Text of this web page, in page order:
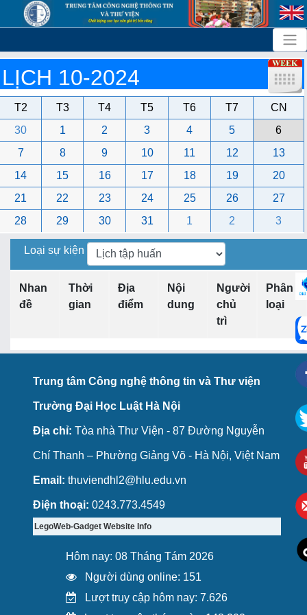
LỊCH 10-2024
T2 T3 T4 T5 T6 T7
CN
30
1 2 3 4 5
6
7
8 9 10 11 12
13
14
15 16 17 18 19
20
21
22 23 24 25 26
27
28
29 30 31 1 2 3
Loại sự kiện
Nhan
đề
Thời
gian
Địa
điểm
Nội
dung
Người
chủ
trì
Phân
loại
Trung tâm Công nghệ thông tin và Thư viện
Trường Đại Học Luật Hà Nội
Địa chỉ: Tòa nhà Thư Viện - 87 Đường Nguyễn
Chí Thanh – Phường Giảng Võ - Hà Nội, Việt Nam
Email: thuviendhl2@hlu.edu.vn
Điện thoại: 0243.773.4549
LegoWeb-Gadget Website Info
Hôm nay: 08 Tháng Tám 2026
Người dùng online: 151
Lượt truy cập hôm nay: 7.626